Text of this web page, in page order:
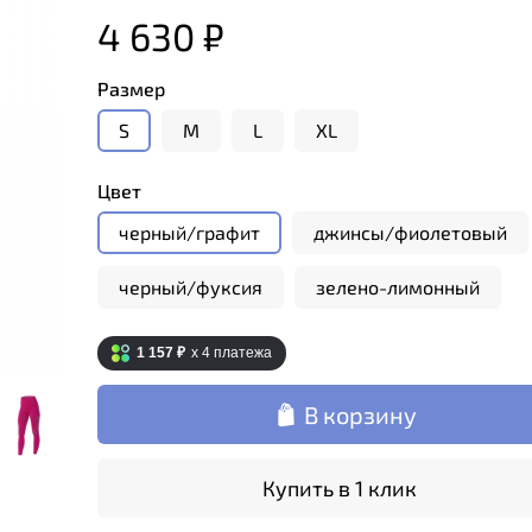
4 630 ₽
Размер
S
M L XL
Цвет
черный/графит
джинсы/фиолетовый
черный/фуксия зелено-лимонный
1 157 ₽ x 4 платежа
В корзину
Купить в 1 клик